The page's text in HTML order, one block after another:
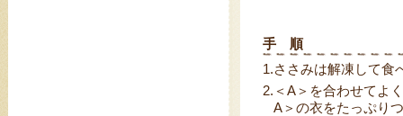
手 順
1.ささみは解凍して食
2. ＜A＞を合わせてよ
A＞の衣をたっぷり